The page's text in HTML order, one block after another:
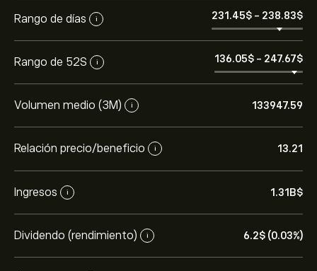
Rango de días i 231.45‎$‎ - 238.83‎$‎
Rango de 52S i 136.05‎$‎ - 247.67‎$‎
Volumen medio (3M) i 133947.59
Relación precio/beneficio i 13.21
Ingresos i 1.31B‎$‎
Dividendo (rendimiento) i 6.2‎$‎ (0.03%)